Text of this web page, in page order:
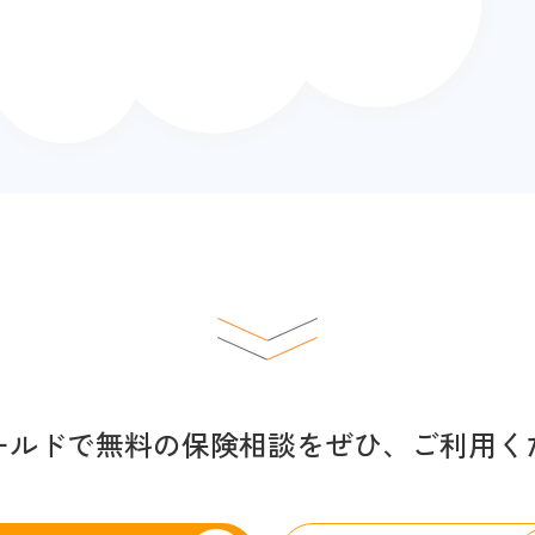
ドで無料の保険相談をぜひ、ご利用